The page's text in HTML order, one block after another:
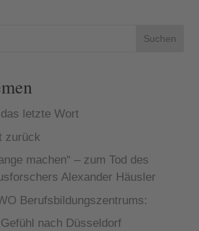
Suchen
letzte Wort
zurück
machen“ – zum Tod des
Alexander Häusler
Berufsbildungszentrums:
nach Düsseldorf